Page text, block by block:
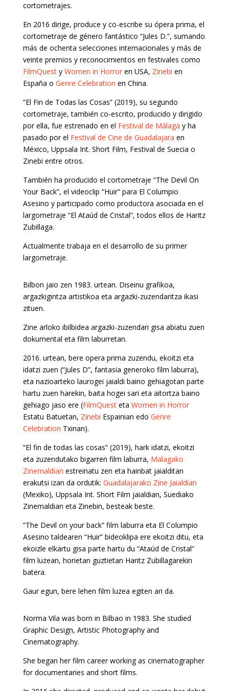
cortometrajes.
En 2016 dirige, produce y co-escribe su ópera prima, el
cortometraje de género fantástico “Jules D.”, sumando
más de ochenta selecciones internacionales y más de
veinte premios y reconocimientos en festivales como
FilmQuesty Women in Horroren USA, Zinebi en
España o Genre Celebration en China.
“El Fin de Todas las Cosas” (2019), su segundo
cortometraje, también co-escrito, producido y dirigido
por ella, fue estrenado en el Festival de Málaga y ha
pasado por el Festival de Cine de Guadalajara en
México, Uppsala Int. Short Film, Festival de Suecia o
Zinebi entre otros.
También ha producido el cortometraje “The Devil On
Your Back”, el videoclip “Huir” para El Columpio
Asesino y participado como productora asociada en el
largometraje “El Ataúd de Cristal”, todos ellos de Haritz
Zubillaga.
Actualmente trabaja en el desarrollo de su primer
largometraje.
Bilbon jaio zen 1983. urtean. Diseinu grafikoa,
argazkigintza artistikoa eta argazki-zuzendaritza ikasi
zituen.
Zine arloko ibilbidea argazki-zuzendari gisa abiatu zuen
dokumental eta film laburretan.
2016. urtean, bere opera prima zuzendu, ekoitzi eta
idatzi zuen (“Jules D”, fantasia generoko film laburra),
eta nazioarteko laurogei jaialdi baino gehiagotan parte
hartu zuen harekin, baita hogei sari eta aitortza baino
gehiago jaso ere (FilmQuesteta Women in Horror
Estatu Batuetan, Zinebi Espainian edo Genre
Celebration Txinan).
“El fin de todas las cosas” (2019), hark idatzi, ekoitzi
eta zuzendutako bigarren film laburra, Malagako
Zinemaldian estreinatu zen eta hainbat jaialditan
erakutsi izan da ordutik: Guadalajarako Zine Jaialdian
(Mexiko), Uppsala Int. Short Film jaialdian, Suediako
Zinemaldian eta Zinebin, besteak beste.
“The Devil on your back” film laburra eta El Columpio
Asesino taldearen “Huir” bideoklipa ere ekoitzi ditu, eta
ekoizle elkartu gisa parte hartu du “Ataúd de Cristal”
film luzean, horietan guztietan Haritz Zubillagarekin
batera.
Gaur egun, bere lehen film luzea egiten ari da.
Norma Vila was born in Bilbao in 1983. She studied
Graphic Design, Artistic Photography and
Cinematography.
She began her film career working as cinematographer
for documentaries and short films.